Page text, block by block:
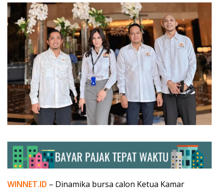
WINNET.ID – Dinamika bursa calon Ketua Kamar